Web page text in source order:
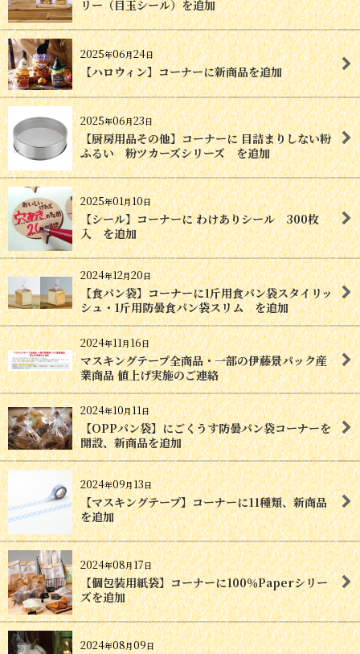
リー（目玉シール）を追加
2025年06月24日
【ハロウィン】コーナーに新商品を追加
2025年06月23日
【厨房用品その他】コーナーに 目詰まりしない粉
ふるい 粉ツカーズシリーズ を追加
2025年01月10日
【シール】コーナーに わけありシール 300枚
入 を追加
2024年12月20日
【食パン袋】コーナーに1斤用食パン袋スタイリッ
シュ・1斤用防曇食パン袋スリム を追加
2024年11月16日
マスキングテープ全商品・一部の伊藤景パック産
業商品 値上げ実施のご連絡
2024年10月11日
【OPPパン袋】にごくうす防曇パン袋コーナーを
開設、新商品を追加
2024年09月13日
【マスキングテープ】コーナーに11種類、新商品
を追加
2024年08月17日
【個包装用紙袋】コーナーに100％Paperシリー
ズを追加
2024年08月09日